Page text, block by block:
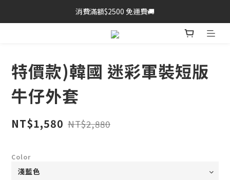
消費滿額$2500 免運費🚚
特價款)韓國 迷彩軍裝短版
牛仔外套
NT$1,580 NT$2,880
Color